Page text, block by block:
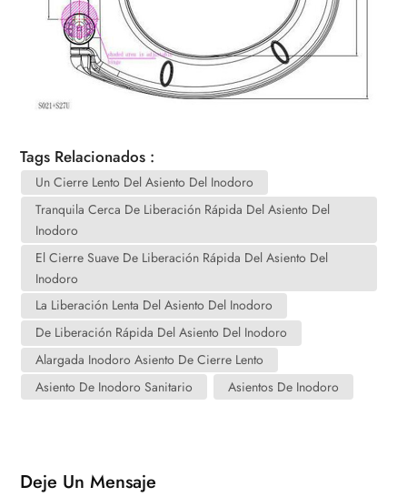
Tags Relacionados :
Un Cierre Lento Del Asiento Del Inodoro
Tranquila Cerca De Liberación Rápida Del Asiento Del
Inodoro
El Cierre Suave De Liberación Rápida Del Asiento Del
Inodoro
La Liberación Lenta Del Asiento Del Inodoro
De Liberación Rápida Del Asiento Del Inodoro
Alargada Inodoro Asiento De Cierre Lento
Asiento De Inodoro Sanitario
Asientos De Inodoro
Deje Un Mensaje